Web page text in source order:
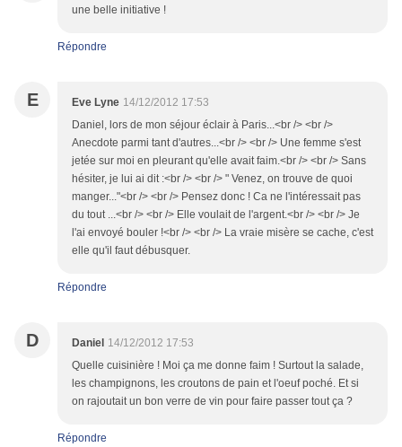
une belle initiative !
Répondre
E Eve Lyne 14/12/2012 17:53
Daniel, lors de mon séjour éclair à Paris...<br /> <br />
Anecdote parmi tant d'autres...<br /> <br /> Une femme s'est
jetée sur moi en pleurant qu'elle avait faim.<br /> <br /> Sans
hésiter, je lui ai dit :<br /> <br /> " Venez, on trouve de quoi
manger..."<br /> <br /> Pensez donc ! Ca ne l'intéressait pas
du tout ...<br /> <br /> Elle voulait de l'argent.<br /> <br /> Je
l'ai envoyé bouler !<br /> <br /> La vraie misère se cache, c'est
elle qu'il faut débusquer.
Répondre
D Daniel 14/12/2012 17:53
Quelle cuisinière ! Moi ça me donne faim ! Surtout la salade,
les champignons, les croutons de pain et l'oeuf poché. Et si
on rajoutait un bon verre de vin pour faire passer tout ça ?
Répondre